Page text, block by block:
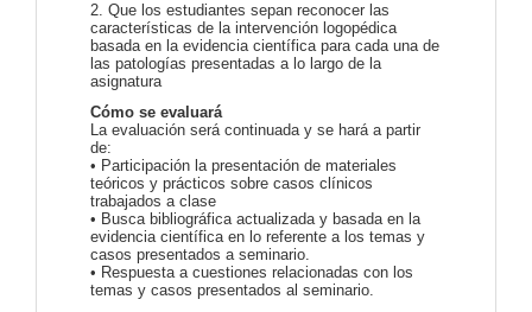
2. Que los estudiantes sepan reconocer las
características de la intervención logopédica
basada en la evidencia científica para cada una de
las patologías presentadas a lo largo de la
asignatura
Cómo se evaluará
La evaluación será continuada y se hará a partir
de:
• Participación la presentación de materiales
teóricos y prácticos sobre casos clínicos
trabajados a clase
• Busca bibliográfica actualizada y basada en la
evidencia científica en lo referente a los temas y
casos presentados a seminario.
• Respuesta a cuestiones relacionadas con los
temas y casos presentados al seminario.